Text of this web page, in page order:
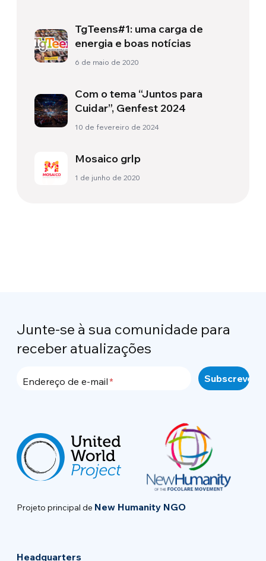
TgTeens#1: uma carga de
energia e boas notícias
6 de maio de 2020
Com o tema “Juntos para
Cuidar”, Genfest 2024
10 de fevereiro de 2024
Mosaico grlp
1 de junho de 2020
Junte-se à sua comunidade para
receber atualizações
Endereço de e-mail
Projeto principal de New Humanity NGO
Headquarters